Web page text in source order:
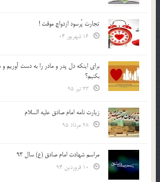
تجارت پُرسود ازدواج موقت !
براي اينكه دل پدر و مادر را به دست آوريم
بكنيم؟
زیارت نامه امام صادق علیه السلام
مراسم شهادت امام صادق (ع) سال 93